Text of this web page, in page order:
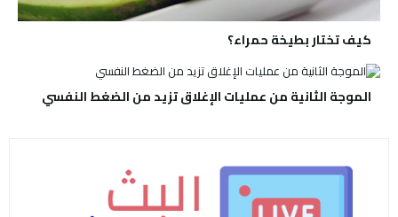
كيف تختار بطيخة حمراء؟
الموجة الثانية من عمليات الإغلاق تزيد من الضغط النفسي